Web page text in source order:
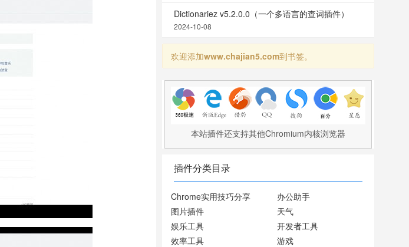
Dictionariez v5.2.0.0（一个多语言的查词插件）
2024-10-08
欢迎添加www.chajian5.com到书签。
本站插件还支持其他Chromium内核浏览器
插件分类目录
Chrome实用技巧分享
办公助手
图片插件
天气
娱乐工具
开发者工具
效率工具
游戏